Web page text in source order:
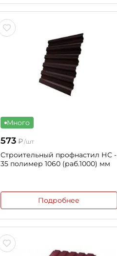
Много
573 ₽/шт
Строительный профнастил НС -
35 полимер 1060 (раб.1000) мм
Подробнее